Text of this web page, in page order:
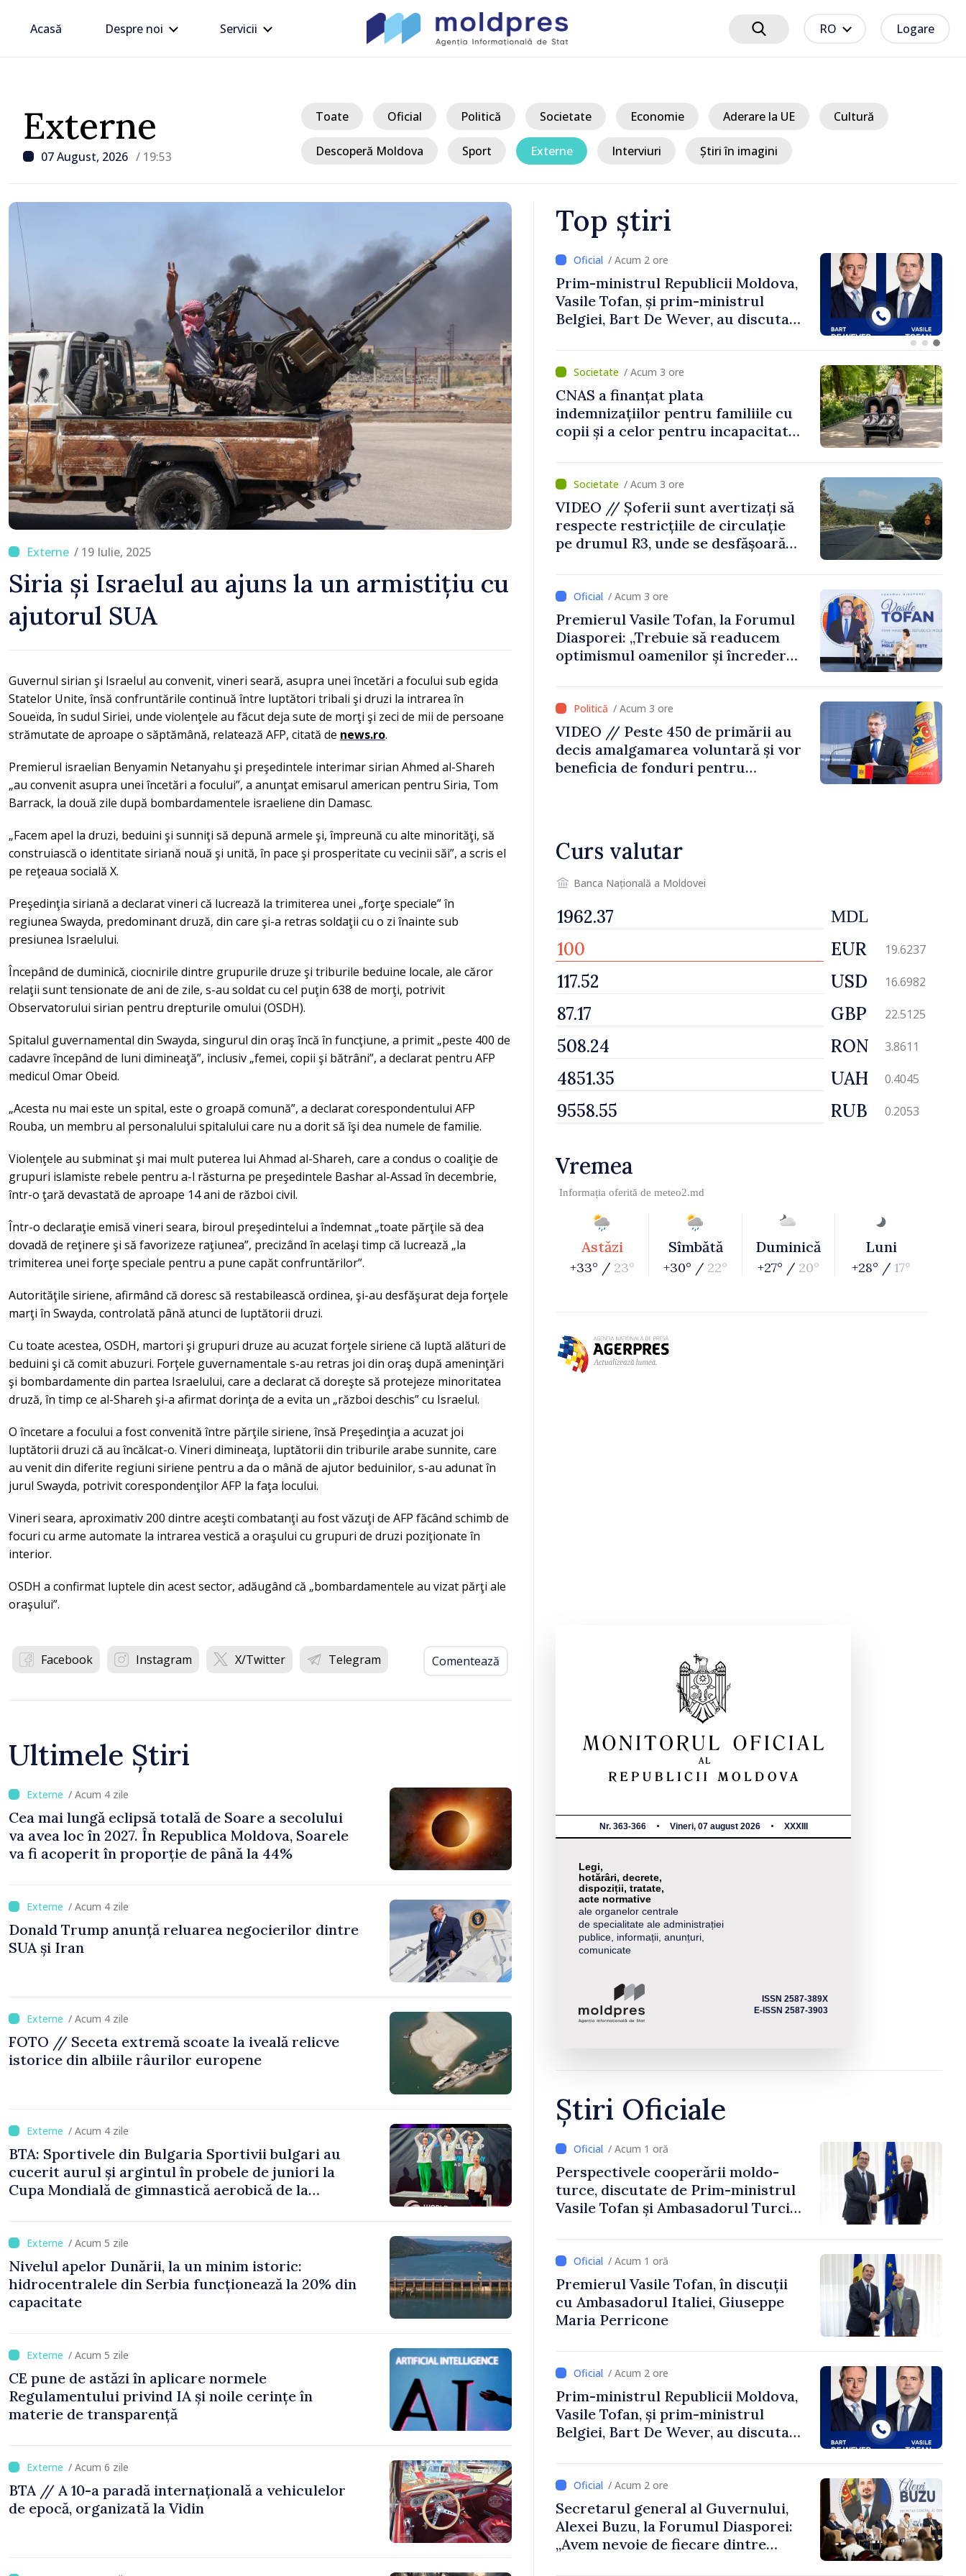
Acasă Despre noi Servicii RO Logare
Externe
07 August, 2026 / 19:53
Toate Oficial Politică Societate Economie Aderare la UE Cultură
Descoperă Moldova Sport Externe Interviuri Știri în imagini
/ 19 Iulie, 2025
Siria și Israelul au ajuns la un armistițiu cu
ajutorul SUA
Guvernul sirian şi Israelul au convenit, vineri seară, asupra unei încetări a focului sub egida
Statelor Unite, însă confruntările continuă între luptători tribali şi druzi la intrarea în
Soueïda, în sudul Siriei, unde violenţele au făcut deja sute de morţi şi zeci de mii de persoane
strămutate de aproape o săptămână, relatează AFP, citată de news.ro.
Premierul israelian Benyamin Netanyahu şi preşedintele interimar sirian Ahmed al-Shareh
„au convenit asupra unei încetări a focului”, a anunţat emisarul american pentru Siria, Tom
Barrack, la două zile după bombardamentele israeliene din Damasc.
„Facem apel la druzi, beduini şi sunniţi să depună armele şi, împreună cu alte minorităţi, să
construiască o identitate siriană nouă şi unită, în pace şi prosperitate cu vecinii săi”, a scris el
pe reţeaua socială X.
Preşedinţia siriană a declarat vineri că lucrează la trimiterea unei „forţe speciale” în
regiunea Swayda, predominant druză, din care şi-a retras soldaţii cu o zi înainte sub
presiunea Israelului.
Începând de duminică, ciocnirile dintre grupurile druze şi triburile beduine locale, ale căror
relaţii sunt tensionate de ani de zile, s-au soldat cu cel puţin 638 de morţi, potrivit
Observatorului sirian pentru drepturile omului (OSDH).
Spitalul guvernamental din Swayda, singurul din oraş încă în funcţiune, a primit „peste 400 de
cadavre începând de luni dimineaţă”, inclusiv „femei, copii şi bătrâni”, a declarat pentru AFP
medicul Omar Obeid.
„Acesta nu mai este un spital, este o groapă comună”, a declarat corespondentului AFP
Rouba, un membru al personalului spitalului care nu a dorit să îşi dea numele de familie.
Violenţele au subminat şi mai mult puterea lui Ahmad al-Shareh, care a condus o coaliţie de
grupuri islamiste rebele pentru a-l răsturna pe preşedintele Bashar al-Assad în decembrie,
într-o ţară devastată de aproape 14 ani de război civil.
Într-o declaraţie emisă vineri seara, biroul preşedintelui a îndemnat „toate părţile să dea
dovadă de reţinere şi să favorizeze raţiunea”, precizând în acelaşi timp că lucrează „la
trimiterea unei forţe speciale pentru a pune capăt confruntărilor”.
Autorităţile siriene, afirmând că doresc să restabilească ordinea, şi-au desfăşurat deja forţele
marţi în Swayda, controlată până atunci de luptătorii druzi.
Cu toate acestea, OSDH, martori şi grupuri druze au acuzat forţele siriene că luptă alături de
beduini şi că comit abuzuri. Forţele guvernamentale s-au retras joi din oraş după ameninţări
şi bombardamente din partea Israelului, care a declarat că doreşte să protejeze minoritatea
druză, în timp ce al-Shareh şi-a afirmat dorinţa de a evita un „război deschis” cu Israelul.
O încetare a focului a fost convenită între părţile siriene, însă Preşedinţia a acuzat joi
luptătorii druzi că au încălcat-o. Vineri dimineaţa, luptătorii din triburile arabe sunnite, care
au venit din diferite regiuni siriene pentru a da o mână de ajutor beduinilor, s-au adunat în
jurul Swayda, potrivit corespondenţilor AFP la faţa locului.
Vineri seara, aproximativ 200 dintre aceşti combatanţi au fost văzuţi de AFP făcând schimb de
focuri cu arme automate la intrarea vestică a oraşului cu grupuri de druzi poziţionate în
interior.
OSDH a confirmat luptele din acest sector, adăugând că „bombardamentele au vizat părţi ale
oraşului”.
Facebook Instagram X/Twitter Telegram Comentează
Ultimele Știri
/ Acum 4 zile
Cea mai lungă eclipsă totală de Soare a secolului
va avea loc în 2027. În Republica Moldova, Soarele
va fi acoperit în proporție de până la 44%
/ Acum 4 zile
Donald Trump anunță reluarea negocierilor dintre
SUA și Iran
/ Acum 4 zile
FOTO // Seceta extremă scoate la iveală relicve
istorice din albiile râurilor europene
/ Acum 4 zile
BTA: Sportivele din Bulgaria Sportivii bulgari au
cucerit aurul și argintul în probele de juniori la
Cupa Mondială de gimnastică aerobică de la
/ Acum 5 zile
Nivelul apelor Dunării, la un minim istoric:
hidrocentralele din Serbia funcționează la 20% din
capacitate
/ Acum 5 zile
CE pune de astăzi în aplicare normele
Regulamentului privind IA și noile cerințe în
materie de transparență
/ Acum 6 zile
BTA // A 10-a paradă internațională a vehiculelor
de epocă, organizată la Vidin
Top știri
/ Acum 1 oră
Premierul Vasile Tofan, în discuții
cu Ambasadorul Italiei, Giuseppe
Maria Perricone
/ Acum 2 ore
Prim-ministrul Republicii Moldova,
Vasile Tofan, și prim-ministrul
Belgiei, Bart De Wever, au discutat
/ Acum 3 ore
CNAS a finanțat plata
indemnizațiilor pentru familiile cu
copii și a celor pentru incapacitate
/ Acum 3 ore
VIDEO // Șoferii sunt avertizați să
respecte restricțiile de circulație
pe drumul R3, unde se desfășoară
/ Acum 3 ore
Premierul Vasile Tofan, la Forumul
Diasporei: „Trebuie să readucem
optimismul oamenilor și încrederea
/ Acum 3 ore
VIDEO // Peste 450 de primării au
decis amalgamarea voluntară și vor
beneficia de fonduri pentru
dezvolte”
Curs valutar
Banca Națională a Moldovei
MDL
EUR 19.6237
USD 16.6982
GBP 22.5125
RON 3.8611
UAH 0.4045
RUB 0.2053
Vremea
Informația oferită de meteo2.md
Astăzi
+33° / 23°
Sîmbătă
+30° / 22°
Duminică
+27° / 20°
Luni
+28° / 17°
Nr. 363-366 Vineri, 07 august 2026 XXXIII
Legi,
hotărâri, decrete,
dispoziții, tratate,
acte normative
ale organelor centrale
de specialitate ale administrației
publice, informații, anunțuri,
comunicate
ISSN 2587-389X
E-ISSN 2587-3903
Știri Oficiale
/ Acum 1 oră
Perspectivele cooperării moldo-
turce, discutate de Prim-ministrul
Vasile Tofan și Ambasadorul Turciei,
/ Acum 1 oră
Premierul Vasile Tofan, în discuții
cu Ambasadorul Italiei, Giuseppe
Maria Perricone
/ Acum 2 ore
Prim-ministrul Republicii Moldova,
Vasile Tofan, și prim-ministrul
Belgiei, Bart De Wever, au discutat
/ Acum 2 ore
Secretarul general al Guvernului,
Alexei Buzu, la Forumul Diasporei:
„Avem nevoie de fiecare dintre